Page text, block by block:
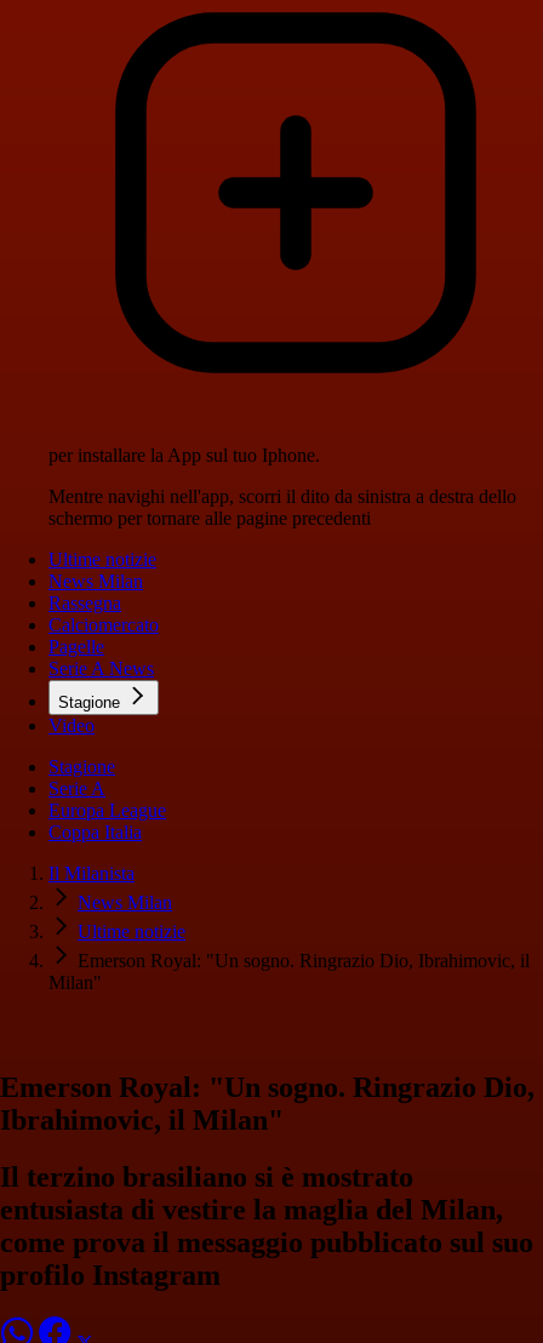
per installare la App sul tuo Iphone.
Mentre navighi nell'app, scorri il dito da sinistra a destra dello
schermo per tornare alle pagine precedenti
Ultime notizie
News Milan
Rassegna
Calciomercato
Pagelle
Serie A News
Stagione
Video
Stagione
Serie A
Europa League
Coppa Italia
Il Milanista
News Milan
Ultime notizie
Emerson Royal: "Un sogno. Ringrazio Dio, Ibrahimovic, il
Milan"
Emerson Royal: "Un sogno. Ringrazio Dio,
Ibrahimovic, il Milan"
Il terzino brasiliano si è mostrato
entusiasta di vestire la maglia del Milan,
come prova il messaggio pubblicato sul suo
profilo Instagram